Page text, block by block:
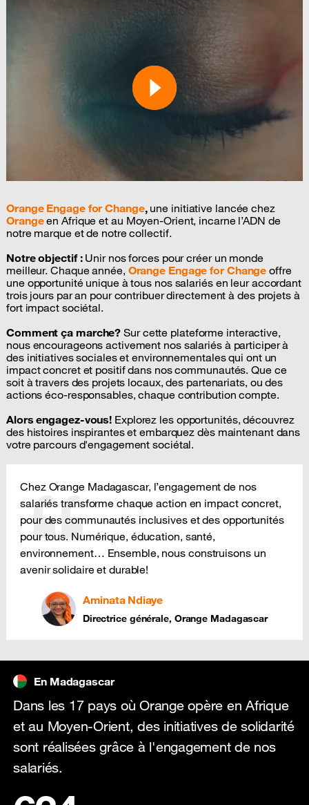
Orange Engage for Change, une initiative lancée chez
Orangeen Afrique et au Moyen-Orient, incarne l’ADN de
notre marque et de notre collectif.
Notre objectif :Unir nos forces pour créer un monde
meilleur. Chaque année, Orange Engage for Change offre
une opportunité unique à tous nos salariés en leur accordant
trois jours par an pour contribuer directement à des projets à
fort impact sociétal.
Comment ça marche? Sur cette plateforme interactive,
nous encourageons activement nos salariés à participer à
des initiatives sociales et environnementales qui ont un
impact concret et positif dans nos communautés. Que ce
soit à travers des projets locaux, des partenariats, ou des
actions éco-responsables, chaque contribution compte.
Alors engagez-vous! Explorez les opportunités, découvrez
des histoires inspirantes et embarquez dès maintenant dans
votre parcours d'engagement sociétal.
Chez Orange Madagascar, l’engagement de nos
salariés transforme chaque action en impact concret,
pour des communautés inclusives et des opportunités
pour tous. Numérique, éducation, santé,
environnement… Ensemble, nous construisons un
avenir solidaire et durable!
Aminata Ndiaye
Directrice générale, Orange Madagascar
En Madagascar
Dans les 17 pays où Orange opère en Afrique
et au Moyen-Orient, des initiatives de solidarité
sont réalisées grâce à l'engagement de nos
salariés.
ANDRIANIAINA
RADOMANANA
Ho fanampiana ireo tanora Malagasy zoky sy zandry
tsika...Alefaaaa
Jeannette Marcelia RASOLONIAINA Zafy
Super
AvotianaRANOMENJANAHARY
environnementale, l'accompagnement et counselling, ...
Riccardo MillerSEBANY
Riccardo Miller
Ho maintso ny tontolo!